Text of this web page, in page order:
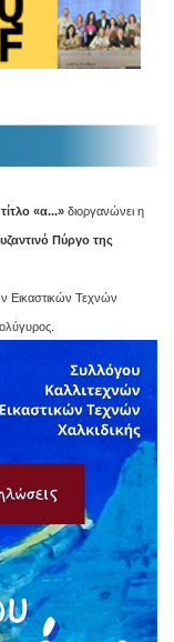
«α...» διοργανώνει η
Πύργο της
Εικαστικών Τεχνών